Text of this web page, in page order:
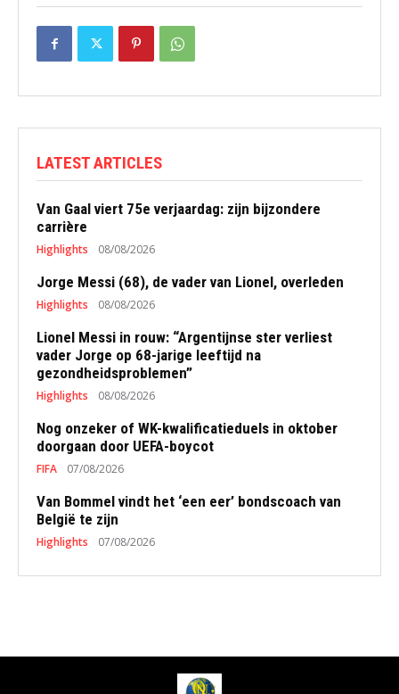
LATEST ARTICLES
Van Gaal viert 75e verjaardag: zijn bijzondere
carrière
Highlights 08/08/2026
Jorge Messi (68), de vader van Lionel, overleden
Highlights 08/08/2026
Lionel Messi in rouw: “Argentijnse ster verliest
vader Jorge op 68-jarige leeftijd na
gezondheidsproblemen”
Highlights 08/08/2026
Nog onzeker of WK-kwalificatieduels in oktober
doorgaan door UEFA-boycot
FIFA 07/08/2026
Van Bommel vindt het ‘een eer’ bondscoach van
België te zijn
Highlights 07/08/2026